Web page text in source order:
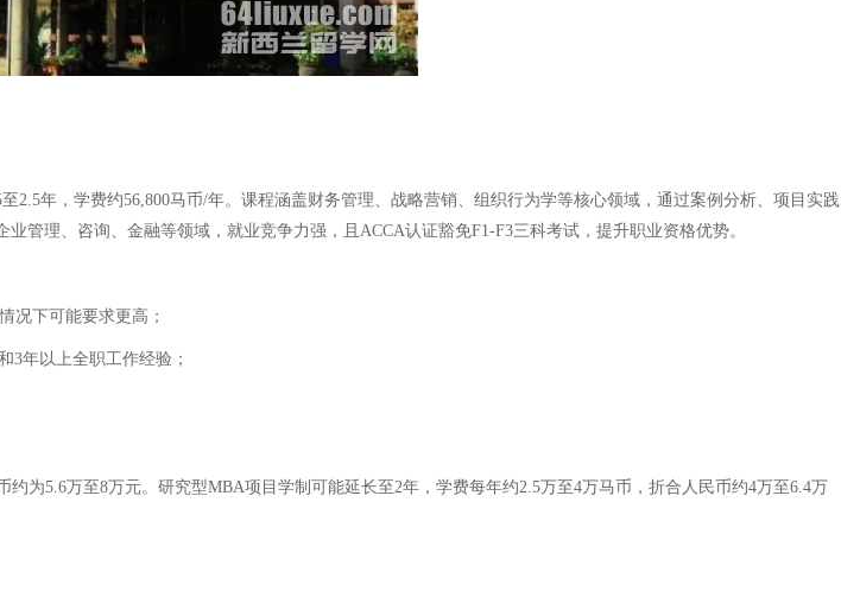
年，学费约56,800马币/年。课程涵盖财务管理、战略营销、组织行为学等核心领域，通过案例分析、项目实践
管理、咨询、金融等领域，就业竞争力强，且ACCA认证豁免F1-F3三科考试，提升职业资格优势。
况下可能要求更高；
3年以上全职工作经验；
为5.6万至8万元。研究型MBA项目学制可能延长至2年，学费每年约2.5万至4万马币，折合人民币约4万至6.4万